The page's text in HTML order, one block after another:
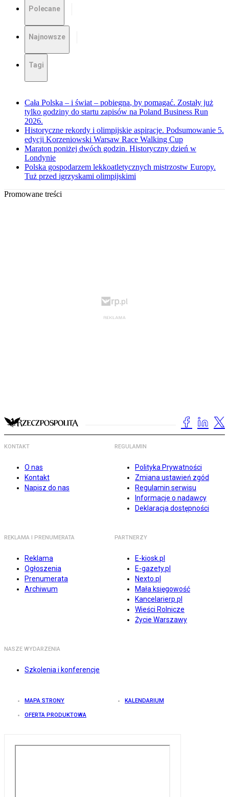
Polecane
Najnowsze
Tagi
Cała Polska – i świat – pobiegną, by pomagać. Zostały już
tylko godziny do startu zapisów na Poland Business Run
2026.
Historyczne rekordy i olimpijskie aspiracje. Podsumowanie 5.
edycji Korzeniowski Warsaw Race Walking Cup
Maraton poniżej dwóch godzin. Historyczny dzień w
Londynie
Polska gospodarzem lekkoatletycznych mistrzostw Europy.
Tuż przed igrzyskami olimpijskimi
Promowane treści
KONTAKT
O nas
Kontakt
Napisz do nas
REGULAMIN
Polityka Prywatności
Zmiana ustawień zgód
Regulamin serwisu
Informacje o nadawcy
Deklaracja dostępności
REKLAMA I PRENUMERATA
Reklama
Ogłoszenia
Prenumerata
Archiwum
PARTNERZY
E-kiosk.pl
E-gazety.pl
Nexto.pl
Mała księgowość
Kancelarierp.pl
Wieści Rolnicze
Życie Warszawy
NASZE WYDARZENIA
Szkolenia i konferencje
MAPA STRONY KALENDARIUM
OFERTA PRODUKTOWA